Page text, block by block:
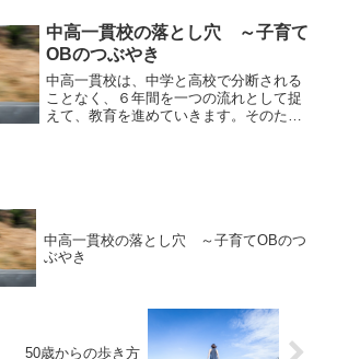
るも、日本と関係のある世界...
中高一貫校の落とし穴 ～子育て
OBのつぶやき
中高一貫校は、中学と高校で分断される
ことなく、６年間を一つの流れとして捉
えて、教育を進めていきます。そのた
中高一貫校の落とし穴 ～子育てOBのつ
ぶやき
50歳からの歩き方